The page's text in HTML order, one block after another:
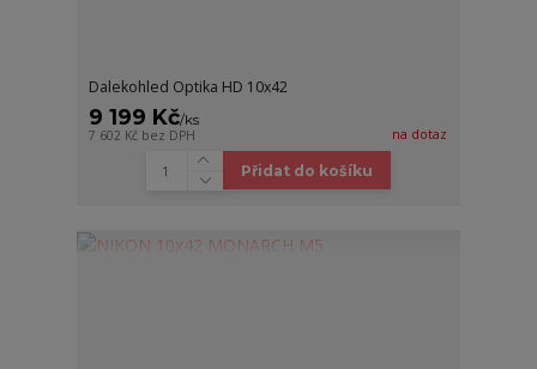
Dalekohled Optika HD 10x42
9 199 Kč/ks
7 602 Kč bez DPH na dotaz
Přidat do košíku